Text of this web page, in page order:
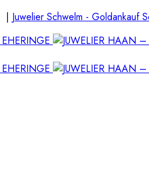
| Juwelier Schwelm - Goldankauf